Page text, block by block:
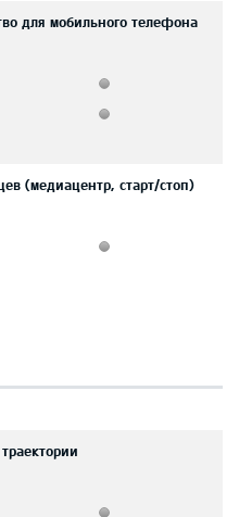
для мобильного телефона
(медиацентр, старт/стоп)